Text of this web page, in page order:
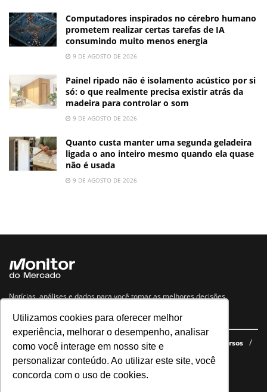
Utilizamos cookies para oferecer melhor
experiência, melhorar o desempenho, analisar
como você interage em nosso site e
personalizar conteúdo. Ao utilizar este site, você
concorda com o uso de cookies.
Computadores inspirados no cérebro humano
prometem realizar certas tarefas de IA
consumindo muito menos energia
9 DE AGOSTO DE 2026
Painel ripado não é isolamento acústico por si
só: o que realmente precisa existir atrás da
madeira para controlar o som
9 DE AGOSTO DE 2026
Quanto custa manter uma segunda geladeira
ligada o ano inteiro mesmo quando ela quase
não é usada
9 DE AGOSTO DE 2026
Notícias, análises e dados para você tomar as melhores decisões.
Navegue no site
Últimas notícias Quem somos E-books gratuitos
Cursos
Política de privacidade